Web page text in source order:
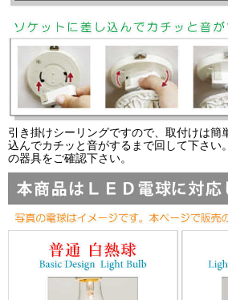
引き掛けシーリングですので、取付けは簡
込んでカチッと音がするまで回して下さ
の器具をご確認下さい。